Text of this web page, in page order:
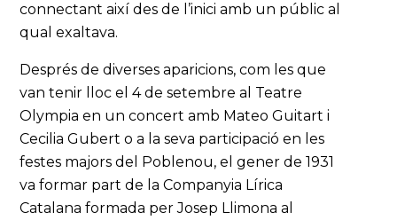
connectant així des de l’inici amb un públic al
qual exaltava.
Després de diverses aparicions, com les que
van tenir lloc el 4 de setembre al Teatre
Olympia en un concert amb Mateo Guitart i
Cecilia Gubert o a la seva participació en les
festes majors del Poblenou, el gener de 1931
va formar part de la Companyia Lírica
Catalana formada per Josep Llimona al